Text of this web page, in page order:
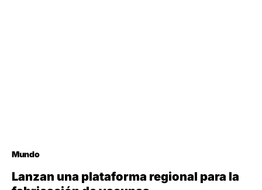
Mundo
Lanzan una plataforma regional para la